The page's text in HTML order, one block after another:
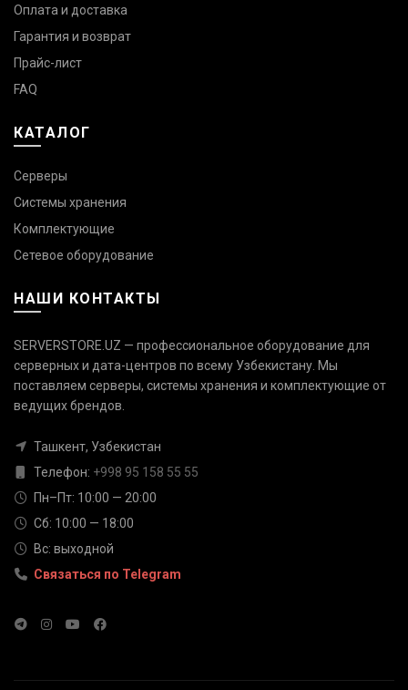
Оплата и доставка
Гарантия и возврат
Прайс-лист
FAQ
КАТАЛОГ
Серверы
Системы хранения
Комплектующие
Сетевое оборудование
НАШИ КОНТАКТЫ
SERVERSTORE.UZ — профессиональное оборудование для
серверных и дата-центров по всему Узбекистану. Мы
поставляем серверы, системы хранения и комплектующие от
ведущих брендов.
Ташкент, Узбекистан
Телефон: +998 95 158 55 55
Пн–Пт: 10:00 — 20:00
Сб: 10:00 — 18:00
Вс: выходной
Связаться по Telegram
Связаться с нами
Телефон
info@serverstore.uz